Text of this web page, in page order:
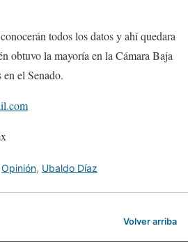
todos los datos y ahí quedara
obtuvo la mayoría en la Cámara Baja
el Senado.
Opinión, Ubaldo Díaz
Volver arriba